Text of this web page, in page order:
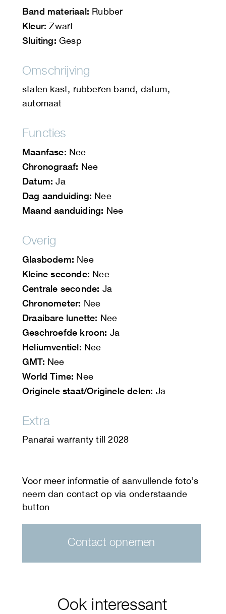
Band materiaal: Rubber
Kleur: Zwart
Sluiting: Gesp
Omschrijving
stalen kast, rubberen band, datum,
automaat
Functies
Maanfase: Nee
Chronograaf: Nee
Datum: Ja
Dag aanduiding: Nee
Maand aanduiding: Nee
Overig
Glasbodem: Nee
Kleine seconde: Nee
Centrale seconde: Ja
Chronometer: Nee
Draaibare lunette: Nee
Geschroefde kroon: Ja
Heliumventiel: Nee
GMT: Nee
World Time: Nee
Originele staat/Originele delen: Ja
Extra
Panarai warranty till 2028
Contact opnemen
Ook interessant